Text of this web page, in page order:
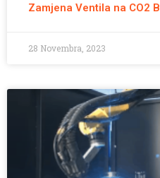
Zamjena Ventila na CO2
28 Novembra, 2023